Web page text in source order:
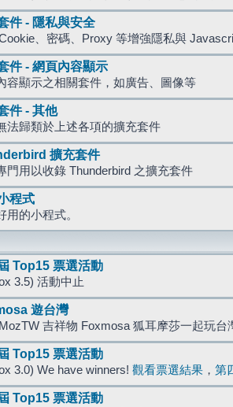
件 - 隱私與安全
、密碼、Proxy 等增強隱私與
件 - 網頁內容顯示
容顯示之相關套件，如廣告、圖像等
件 - 其他
法歸類於上述各項的擴充套件
擴充套件
門用以收錄 Thunderbird 之擴充套件
程式
用的小程式。
Top15 票選活動
3.5) 活動中止
遊台灣
吉祥物 Foxmosa 狐耳摩莎一起玩台
Top15 票選活動
3.0) We have winners! 觀看票選結果 ， 第
Top15 票選活動